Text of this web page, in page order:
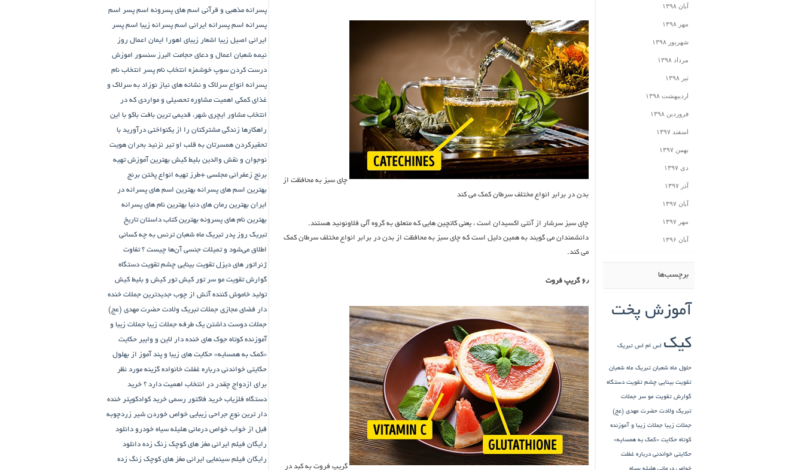
چای سبز به محافظت از
بدن در برابر انواع مختلف سرطان کمک می کند
چای سبز سرشار از آنتی اکسیدان است ، یعنی کاتچین هایی که متعلق به گروه آلی فلاونوئید هستند.
دانشمندان می گویند به همین دلیل است که چای سبز به محافظت از بدن در برابر انواع مختلف سرطان کمک
می کند.
۶٫ گریپ فروت
گریپ فروت به کبد در
آبان ۱۳۹۸
مهر ۱۳۹۸
شهریور ۱۳۹۸
مرداد ۱۳۹۸
تیر ۱۳۹۸
اردیبهشت ۱۳۹۸
فروردین ۱۳۹۸
اسفند ۱۳۹۷
بهمن ۱۳۹۷
دی ۱۳۹۷
آذر ۱۳۹۷
آبان ۱۳۹۷
مهر ۱۳۹۷
آبان ۱۳۹۶
برچسب‌ها
آموزش پخت
کیک اس ام اس تبریک
حلول ماه شعبان تبریک ماه شعبان
تقویت بینایی چشم تقویت دستگاه
گوارش تقویت مو سر جملات
تبریک ولادت حضرت مهدی (عج)
جملات زیبا جملات زیبا و آموزنده
کوتاه حکایت «کمک به همسایه»
حکایتی خواندنی درباره غفلت
پسرانه مذهبی و قرآنی اسم های پسرونه اسم پسر اسم
پسرانه اسم پسرانه ایرانی اسم پسرانه زیبا اسم پسر
ایرانی اصیل زیبا اشعار زیبای اهورا ایمان اعمال روز
نیمه شعبان اعمال و دعای حجامت البرز سنسور اموزش
درست کردن سوپ خوشمزه انتخاب نام پسر انتخاب نام
پسرانه انواع سرلاک و نشانه های نیاز نوزاد به سرلاک و
غذای کمکی اهمیت مشاوره تحصیلی و مواردی که در
انتخاب مشاور ایچری شهر، قدیمی ترین بافت باکو با این
راهکارها زندگی مشترکتان را از یکنواختی درآورید با
تحقیرکردن همسرتان به قلب او تیر نزنید بحران هویت
نوجوان و نقش والدین بلیط کیش بهترین آموزش تهیه
برنج زعفرانی مجلسی +طرز تهیه انواع پختن برنج
بهترین اسم های پسرانه بهترین اسم های پسرانه در
ایران بهترین رمان های دنیا بهترین نام های پسرانه
بهترین نام های پسرونه بهترین کتاب داستان تاریخ
تبریک روز پدر تبریک ماه شعبان ترنس به چه کسانی
اطلاق می‌شود و تمیلات جنسی آن‌ها چیست ؟ تفاوت
ژنراتور های دیزل تقویت بینایی چشم تقویت دستگاه
گوارش تقویت مو سر تور کیش تور کیش و بلیط کیش
تولید خاموش کننده آتش از چوب جدیدترین جملات خنده
دار فضای مجازی جملات تبریک ولادت حضرت مهدی (عج)
جملات دوست داشتن یک طرفه جملات زیبا جملات زیبا و
آموزنده کوتاه جوک های خنده دار لاین و وایبر حکایت
«کمک به همسایه» حکایت های زیبا و پند آموز از بهلول
حکایتی خواندنی درباره غفلت خانواده گزینه مورد نظر
برای ازدواج چقدر در انتخاب اهمیت دارد ؟ خرید
دستگاه فلزیاب خرید فاکتور رسمی خرید کوادکوپتر خنده
دار ترین نوع جراحی زیبایی خواص خوردن شیر زردچوبه
قبل از خواب خواص درمانی هلیله سیاه خودرو دانلود
رایگان فیلم ایرانی مغز های کوچک زنگ زده دانلود
رایگان فیلم سینمایی ایرانی مغز های کوچک زنگ زده